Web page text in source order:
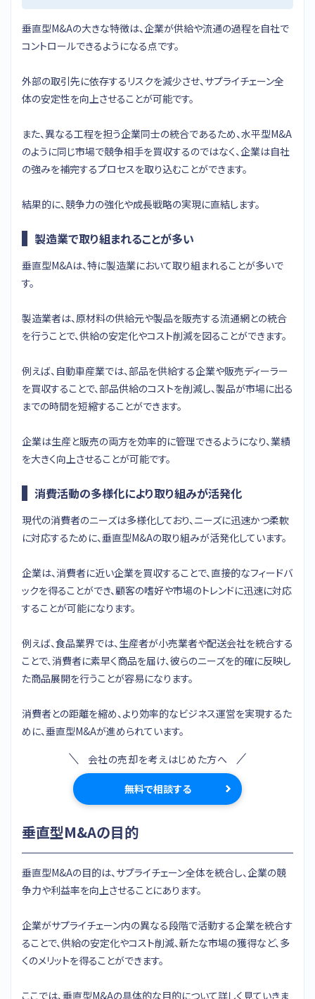
垂直型M&Aの大きな特徴は、企業が供給や流通の過程を自社で
コントロールできるようになる点です。
外部の取引先に依存するリスクを減少させ、サプライチェーン全
体の安定性を向上させることが可能です。
また、異なる工程を担う企業同士の統合であるため、水平型M&A
のように同じ市場で競争相手を買収するのではなく、企業は自社
の強みを補完するプロセスを取り込むことができます。
結果的に、競争力の強化や成長戦略の実現に直結します。
製造業で取り組まれることが多い
垂直型M&Aは、特に製造業において取り組まれることが多いで
す。
製造業者は、原材料の供給元や製品を販売する流通網との統合
を行うことで、供給の安定化やコスト削減を図ることができます。
例えば、自動車産業では、部品を供給する企業や販売ディーラー
を買収することで、部品供給のコストを削減し、製品が市場に出る
までの時間を短縮することができます。
企業は生産と販売の両方を効率的に管理できるようになり、業績
を大きく向上させることが可能です。
消費活動の多様化により取り組みが活発化
現代の消費者のニーズは多様化しており、ニーズに迅速かつ柔軟
に対応するために、垂直型M&Aの取り組みが活発化しています。
企業は、消費者に近い企業を買収することで、直接的なフィードバ
ックを得ることができ、顧客の嗜好や市場のトレンドに迅速に対応
することが可能になります。
例えば、食品業界では、生産者が小売業者や配送会社を統合する
ことで、消費者に素早く商品を届け、彼らのニーズを的確に反映し
た商品展開を行うことが容易になります。
消費者との距離を縮め、より効率的なビジネス運営を実現するた
めに、垂直型M&Aが進められています。
会社の売却を考えはじめた方へ
無料で相談する
垂直型M&Aの目的
垂直型M&Aの目的は、サプライチェーン全体を統合し、企業の競
争力や利益率を向上させることにあります。
企業がサプライチェーン内の異なる段階で活動する企業を統合す
ることで、供給の安定化やコスト削減、新たな市場の獲得など、多
くのメリットを得ることができます。
ここでは、垂直型M&Aの具体的な目的について詳しく見ていきま